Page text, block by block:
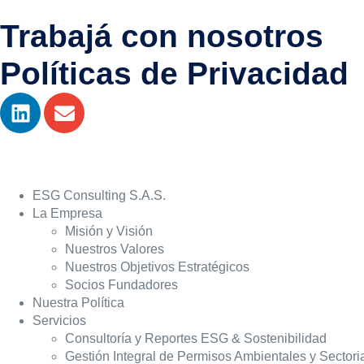
Trabajá con nosotros
Políticas de Privacidad
ESG Consulting S.A.S.
La Empresa
Misión y Visión
Nuestros Valores
Nuestros Objetivos Estratégicos
Socios Fundadores
Nuestra Política
Servicios
Consultoría y Reportes ESG & Sostenibilidad
Gestión Integral de Permisos Ambientales y